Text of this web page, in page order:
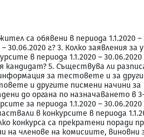
са обявени в периода 1.1.2020 –
г.? 3. Колко заявления за
в периода 1.1.2020 – 30.06.2020
кандидат? 5. Съществува ли
за тестовете и за
и другите писмени начини за
до органа по назначаването в
за периода 1.1.2020 – 30.06.2020
в конкурсите в периода
конкурса са прекратени поради
на членове на комисиите, виновни